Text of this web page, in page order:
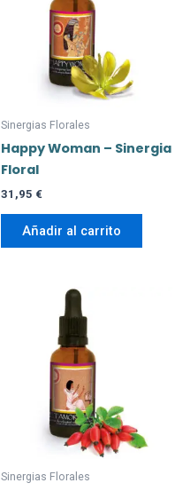
Sinergias Florales
Happy Woman – Sinergia
Floral
31,95 €
Añadir al carrito
Sinergias Florales